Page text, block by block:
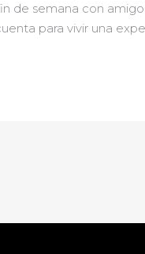
de semana con
para vivir una